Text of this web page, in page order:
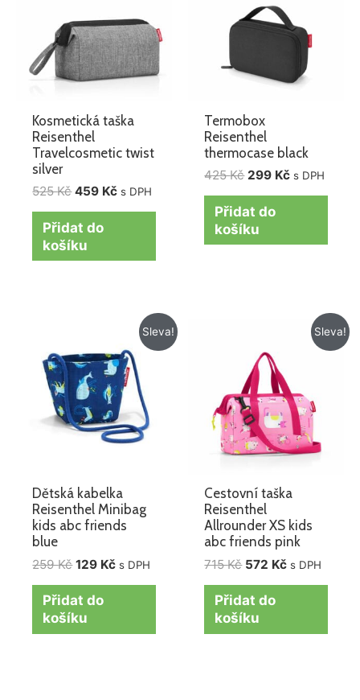
Kosmetická taška
Reisenthel
Travelcosmetic twist
silver
525Kč 459 Kč s DPH
Přidat do
košíku
Termobox
Reisenthel
thermocase black
425Kč 299 Kč s DPH
Přidat do
košíku
Sleva!
Dětská kabelka
Reisenthel Minibag
kids abc friends
blue
259Kč
byla:
259 Kč.
129 Kč
Aktuální
cena
je:
129 Kč.
s DPH
Přidat do
košíku
Sleva!
Cestovní taška
Reisenthel
Allrounder XS kids
abc friends pink
715Kč
byla:
715 Kč.
572 Kč
Aktuální
cena
s DPH
Přidat do
košíku